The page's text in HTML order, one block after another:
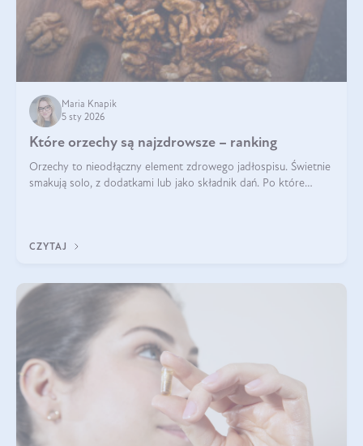
Maria Knapik
5 sty 2026
Które orzechy są najzdrowsze – ranking
Orzechy to nieodłączny element zdrowego jadłospisu. Świetnie
smakują solo, z dodatkami lub jako składnik dań. Po które
CZYTAJ